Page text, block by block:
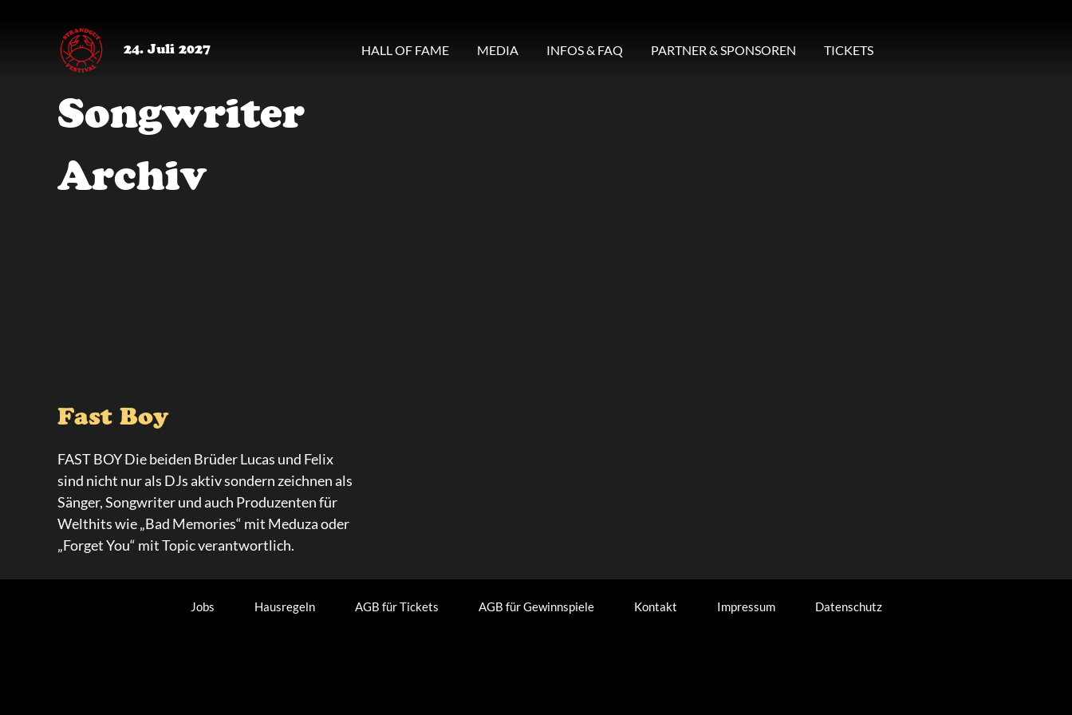
24. Juli 2027 HALL OF FAME MEDIA INFOS & FAQ PARTNER & SPONSOREN TICKETS
Songwriter
Archiv
Fast Boy
FAST BOY Die beiden Brüder Lucas und Felix
sind nicht nur als DJs aktiv sondern zeichnen als
Sänger, Songwriter und auch Produzenten für
Welthits wie „Bad Memories“ mit Meduza oder
„Forget You“ mit Topic verantwortlich.
Jobs Hausregeln AGB für Tickets AGB für Gewinnspiele Kontakt Impressum Datenschutz